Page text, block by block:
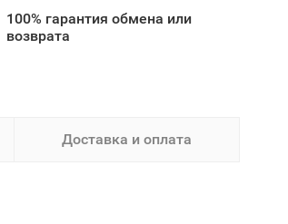
100% гарантия обмена или
возврата
Доставка и оплата